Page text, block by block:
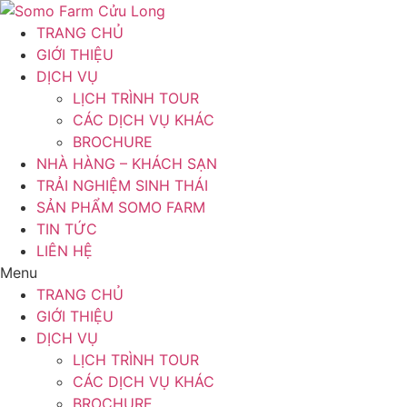
Chuyển
đến
dung
TRANG CHỦ
GIỚI THIỆU
DỊCH VỤ
LỊCH TRÌNH TOUR
CÁC DỊCH VỤ KHÁC
BROCHURE
NHÀ HÀNG – KHÁCH SẠN
TRẢI NGHIỆM SINH THÁI
SẢN PHẨM SOMO FARM
TIN TỨC
LIÊN HỆ
Menu
TRANG CHỦ
GIỚI THIỆU
DỊCH VỤ
LỊCH TRÌNH TOUR
CÁC DỊCH VỤ KHÁC
BROCHURE